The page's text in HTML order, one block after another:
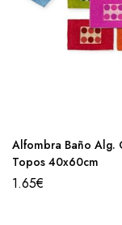
Alfombra Baño Alg.
Topos 40x60cm
1.65€